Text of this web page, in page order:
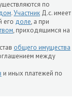
по
.Участник Д.с. имеет
его доле, а при
, приходящимся на
общего имущества
между
и иных платежей по